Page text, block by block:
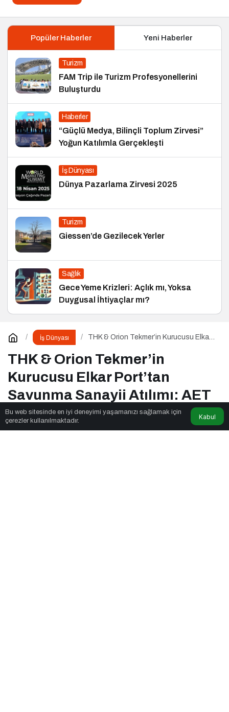
Popüler Haberler Yeni Haberler
Turizm
FAM Trip ile Turizm Profesyonellerini
Buluşturdu
Haberler
“Güçlü Medya, Bilinçli Toplum Zirvesi”
Yoğun Katılımla Gerçekleşti
İş Dünyası
Dünya Pazarlama Zirvesi 2025
Turizm
Giessen’de Gezilecek Yerler
Sağlık
Gece Yeme Krizleri: Açlık mı, Yoksa
Duygusal İhtiyaçlar mı?
İş Dünyası
THK & Orion Tekmer’in Kurucusu Elkar
Electronics’e Stratejik Yatırım
THK & Orion Tekmer’in
Kurucusu Elkar Port’tan
Savunma Sanayii Atılımı: AET
Electronics’e Stratejik Yatırım
Bu web sitesinde en iyi deneyimi yaşamanızı sağlamak için
çerezler kullanılmaktadır.
Kabul